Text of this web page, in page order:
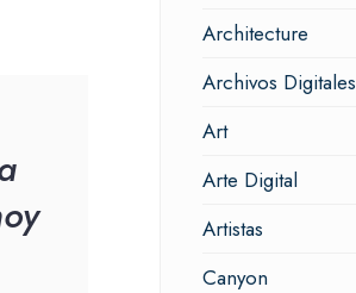
Architecture
Archivos Digitales
Art
Arte Digital
Artistas
Canyon